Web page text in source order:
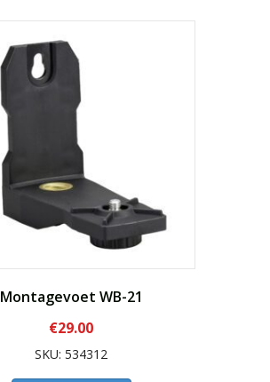
Montagevoet WB-21
€29.00
SKU: 534312